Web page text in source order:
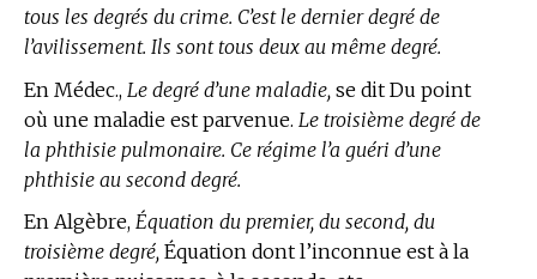
tous les degrés du crime. C’est le dernier degré de
l’avilissement. Ils sont tous deux au même degré.
En Médec., Le degré d’une maladie, se dit Du point
où une maladie est parvenue. Le troisième degré de
la phthisie pulmonaire. Ce régime l’a guéri d’une
phthisie au second degré.
En Algèbre, Équation du premier, du second, du
troisième degré, Équation dont l’inconnue est à la